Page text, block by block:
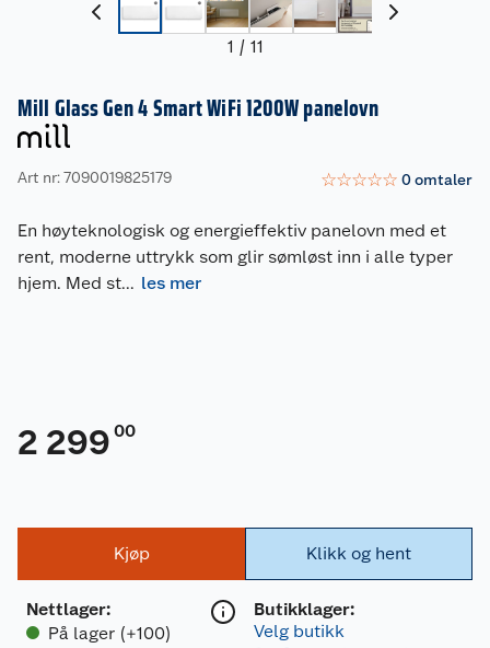
1 / 11
Mill Glass Gen 4 Smart WiFi 1200W panelovn
Art nr: 7090019825179 ☆☆☆☆☆ 0omtaler
En høyteknologisk og energieffektiv panelovn med et
rent, moderne uttrykk som glir sømløst inn i alle typer
hjem. Med st... les mer
2 299 00
Kjøp
Nettlager:
På lager (+100)
Klikk og hent
Butikklager:
Velg butikk